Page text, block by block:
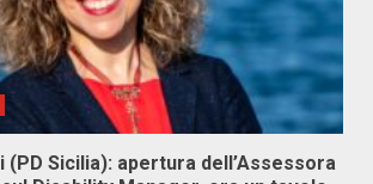
(PD Sicilia): apertura dell’Assessora